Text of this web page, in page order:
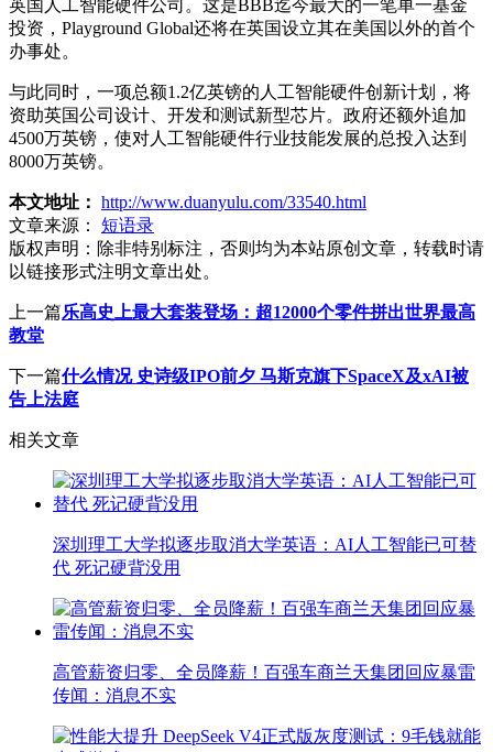
英国人工智能硬件公司。这是BBB迄今最大的一笔单一基金
投资，Playground Global还将在英国设立其在美国以外的首个
办事处。
与此同时，一项总额1.2亿英镑的人工智能硬件创新计划，将
资助英国公司设计、开发和测试新型芯片。政府还额外追加
4500万英镑，使对人工智能硬件行业技能发展的总投入达到
8000万英镑。
本文地址： http://www.duanyulu.com/33540.html
文章来源：
短语录
版权声明： 除非特别标注，否则均为本站原创文章，转载时请
以链接形式注明文章出处。
上一篇乐高史上最大套装登场：超12000个零件拼出世界最高
教堂
下一篇什么情况 史诗级IPO前夕 马斯克旗下SpaceX及xAI被
告上法庭
相关文章
深圳理工大学拟逐步取消大学英语：AI人工智能已可替
代 死记硬背没用
高管薪资归零、全员降薪！百强车商兰天集团回应暴雷
传闻：消息不实